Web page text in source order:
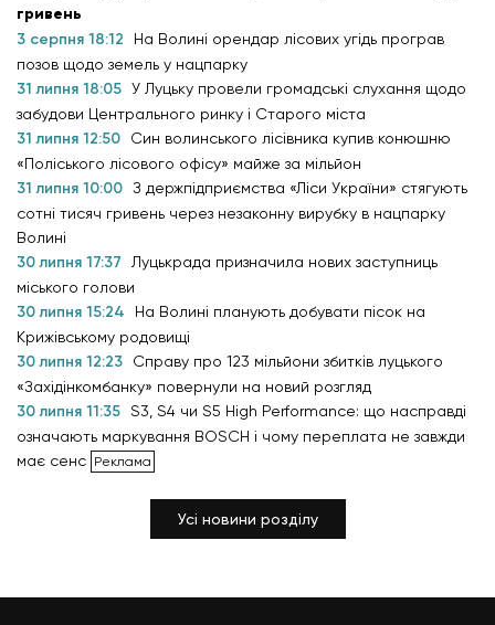
гривень
3 серпня 18:12
На Волині орендар лісових угідь програв
позов щодо земель у нацпарку
31 липня 18:05 У Луцьку провели громадські слухання щодо
забудови Центрального ринку і Старого міста
31 липня 12:50
Син волинського лісівника купив конюшню
«Поліського лісового офісу» майже за мільйон
31 липня 10:00 З держпідприємства «Ліси України» стягують
сотні тисяч гривень через незаконну вирубку в нацпарку
Волині
30 липня 17:37
Луцькрада призначила нових заступниць
міського голови
30 липня 15:24
На Волині планують добувати пісок на
Крижівському родовищі
30 липня 12:23
Справу про 123 мільйони збитків луцького
«Західінкомбанку» повернули на новий розгляд
30 липня 11:35 S3, S4 чи S5 High Performance: що насправді
означають маркування BOSCH і чому переплата не завжди
має сенс
Усі новини розділу